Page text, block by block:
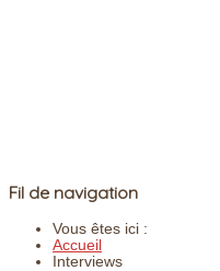
Fil de navigation
Vous êtes ici :
Accueil
Interviews